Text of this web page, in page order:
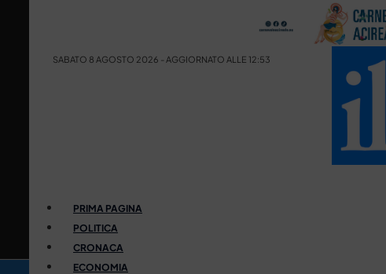
SABATO 8 AGOSTO 2026 - AGGIORNATO ALLE 12:53
PRIMA PAGINA
POLITICA
CRONACA
ECONOMIA